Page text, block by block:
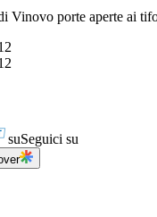
Vinovo porte aperte ai
suSeguici su